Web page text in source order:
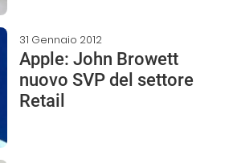
31 Gennaio 2012
Apple: John Browett
nuovo SVP del settore
Retail